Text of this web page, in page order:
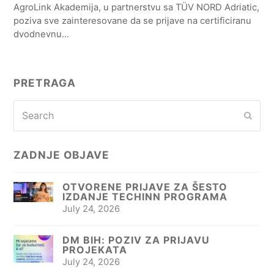
AgroLink Akademija, u partnerstvu sa TÜV NORD Adriatic,
poziva sve zainteresovane da se prijave na certificiranu
dvodnevnu…
PRETRAGA
ZADNJE OBJAVE
OTVORENE PRIJAVE ZA ŠESTO
IZDANJE TECHINN PROGRAMA
July 24, 2026
DM BIH: POZIV ZA PRIJAVU
PROJEKATA
July 24, 2026